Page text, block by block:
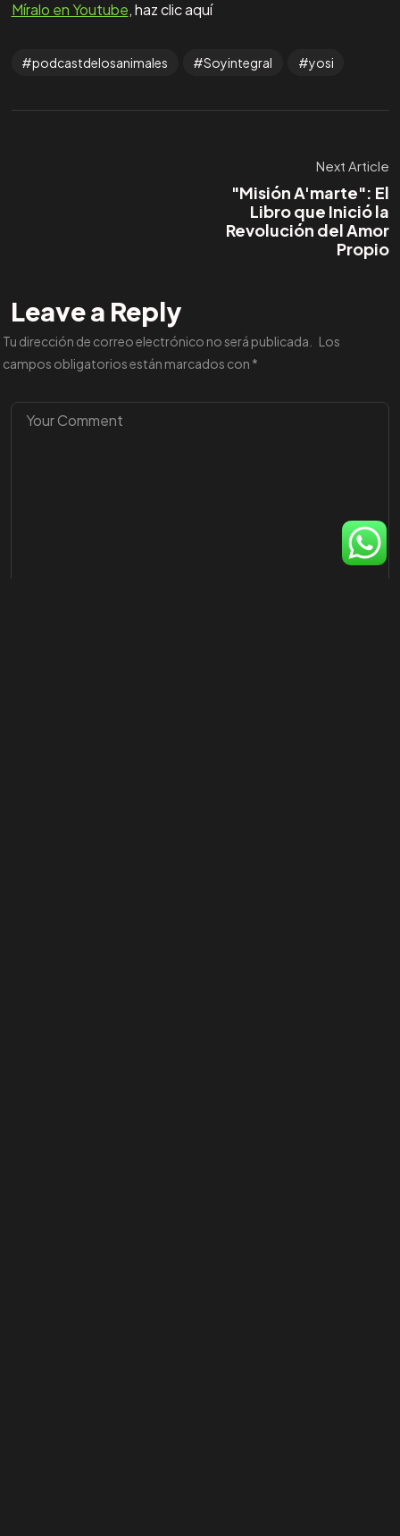
Míralo en Youtube, haz clic aquí
podcastdelosanimales Soyintegral yosi
Next Article
"Misión A'marte": El
Libro que Inició la
Revolución del Amor
Propio
Leave a Reply
Tu dirección de correo electrónico no será publicada.
Los
campos obligatorios están marcados con *
a la
COMUNIDAD